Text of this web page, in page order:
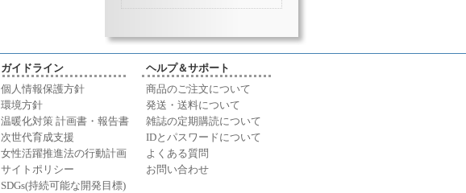
ガイドライン
個人情報保護方針
環境方針
温暖化対策 計画書・報告書
次世代育成支援
女性活躍推進法の行動計画
サイトポリシー
SDGs(持続可能な開発目標)
ヘルプ＆サポート
商品のご注文について
発送・送料について
雑誌の定期購読について
IDとパスワードについて
よくある質問
お問い合わせ